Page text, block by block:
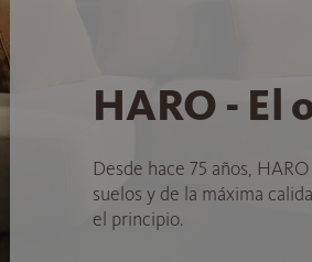
HARO - El
Desde hace 75 años,
suelos y de la máxima
el principio.